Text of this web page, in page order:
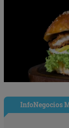
InfoNegocios